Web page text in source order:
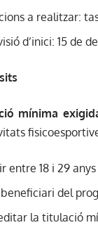
a realitzar:
d’inici: 15 de
mínima
entre 18 i 29
del
la titulació